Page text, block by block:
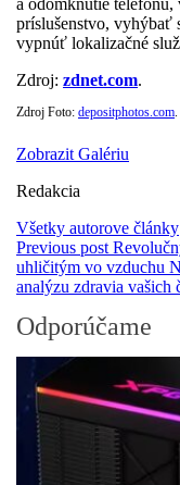
príslušenstvo, vyhýbať
vypnúť lokalizačné
Zdroj: zdnet.com.
Zdroj Foto: depositphotos.com.
Zobrazit Galériu
Redakcia
Všetky autorove články
Previous post
uhličitým vo vzduchu
analýzu zdravia vašich
Odporúčame